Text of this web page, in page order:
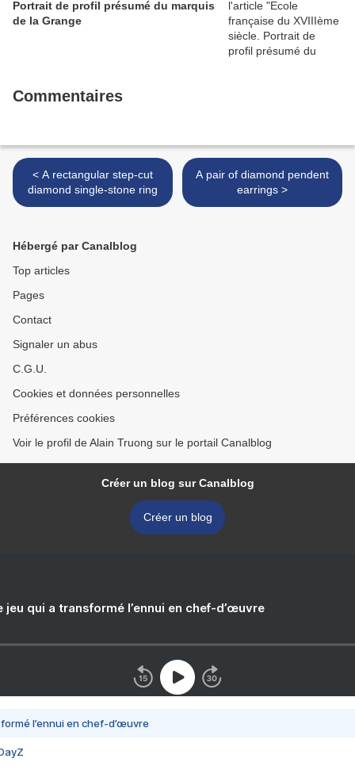
Portrait de profil présumé du marquis
de la Grange
Commentaires
< A rectangular step-cut
diamond single-stone ring
A pair of diamond pendent
earrings >
Hébergé par Canalblog
Top articles
Pages
Contact
Signaler un abus
C.G.U.
Cookies et données personnelles
Préférences cookies
Voir le profil de Alain Truong sur le portail Canalblog
Créer un blog sur Canalblog
Créer un blog
jeu qui a transformé l’ennui en chef-d’œuvre
l’ennui en chef-d’œuvre